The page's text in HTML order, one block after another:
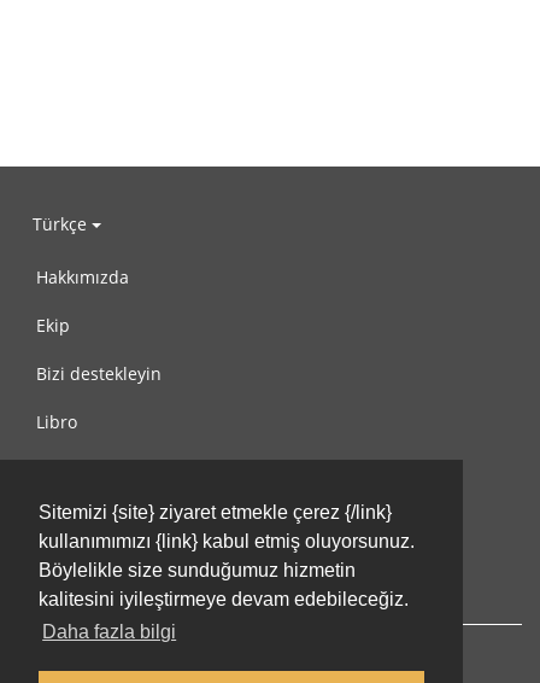
Sitemizi {site} ziyaret etmekle çerez {/link}
kullanımımızı {link} kabul etmiş oluyorsunuz.
Böylelikle size sunduğumuz hizmetin
kalitesini iyileştirmeye devam edebileceğiz.
Daha fazla bilgi
Türkçe
Hakkımızda
Ekip
Bizi destekleyin
Libro
Kullanım Koşulları
Bize ulaşın